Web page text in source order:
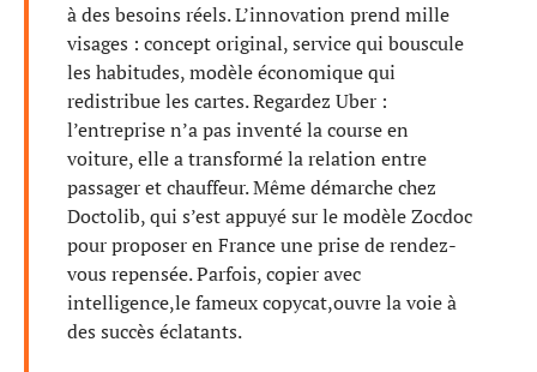
à des besoins réels. L’innovation prend mille
visages : concept original, service qui bouscule
les habitudes, modèle économique qui
redistribue les cartes. Regardez Uber :
l’entreprise n’a pas inventé la course en
voiture, elle a transformé la relation entre
passager et chauffeur. Même démarche chez
Doctolib, qui s’est appuyé sur le modèle Zocdoc
pour proposer en France une prise de rendez-
vous repensée. Parfois, copier avec
intelligence,le fameux copycat,ouvre la voie à
des succès éclatants.